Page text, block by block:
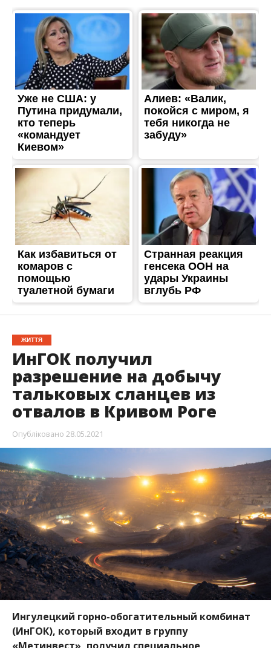
ЖИТТЯ
ИнГОК получил
разрешение на добычу
тальковых сланцев из
отвалов в Кривом Роге
Опубліковано 28.05.2021
Ингулецкий горно-обогатительный комбинат
(ИнГОК), который входит в группу
«Метинвест», получил специальное